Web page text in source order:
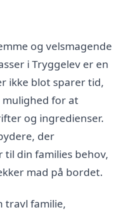
og velsmagende
i Tryggelev er en
ikke blot sparer tid,
for at
og ingredienser.
der
din families behov,
mad på bordet.
travl familie,